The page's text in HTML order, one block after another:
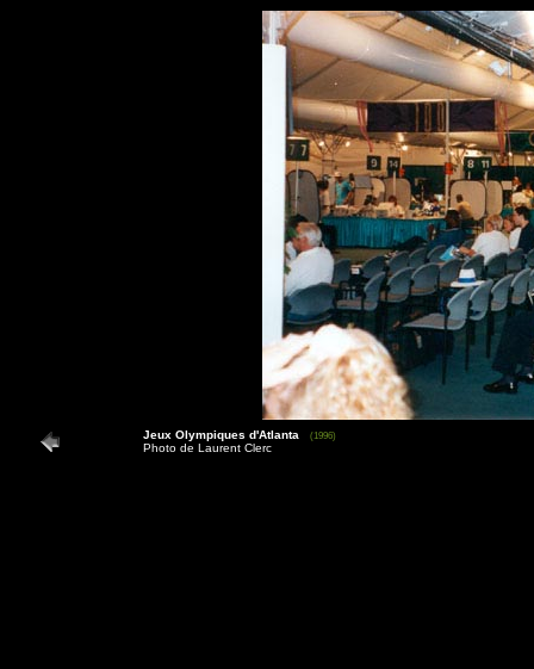
Jeux Olympiques d'Atlanta (1996)
Photo de Laurent Clerc